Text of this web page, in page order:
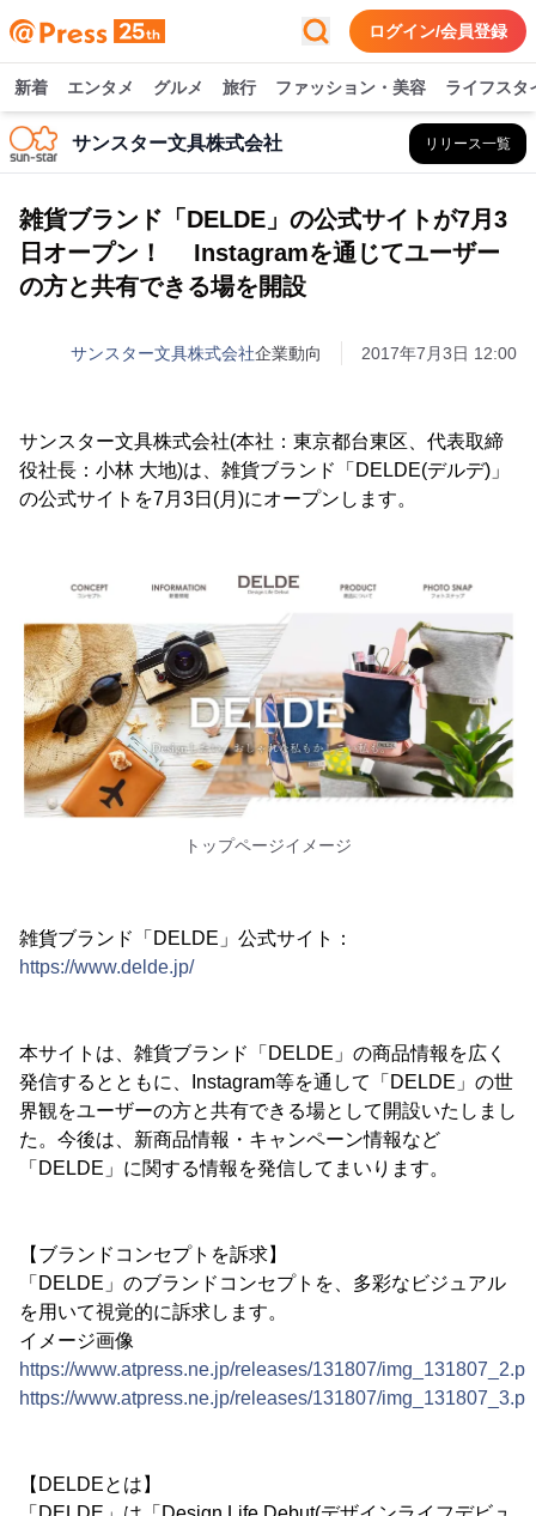
ログイン/会員登録
新着 エンタメ グルメ 旅行 ファッション・美容 ライフスタ
サンスター文具株式会社 リリース一覧
雑貨ブランド「DELDE」の公式サイトが7月3
日オープン！ Instagramを通じてユーザー
の方と共有できる場を開設
サンスター文具株式会社企業動向 2017年7月3日 12:00
サンスター文具株式会社(本社：東京都台東区、代表取締
役社長：小林 大地)は、雑貨ブランド「DELDE(デルデ)」
の公式サイトを7月3日(月)にオープンします。
トップページイメージ
雑貨ブランド「DELDE」公式サイト：
https://www.delde.jp/
本サイトは、雑貨ブランド「DELDE」の商品情報を広く
発信するとともに、Instagram等を通して「DELDE」の世
界観をユーザーの方と共有できる場として開設いたしまし
た。今後は、新商品情報・キャンペーン情報など
「DELDE」に関する情報を発信してまいります。
【ブランドコンセプトを訴求】
「DELDE」のブランドコンセプトを、多彩なビジュアル
を用いて視覚的に訴求します。
イメージ画像
https://www.atpress.ne.jp/releases/131807/
https://www.atpress.ne.jp/releases/131807/
【DELDEとは】